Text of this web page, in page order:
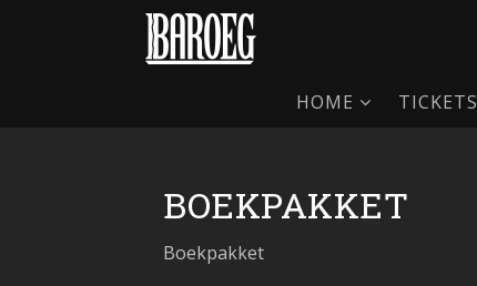
HOME TICKETS
BOEKPAKKET
Boekpakket